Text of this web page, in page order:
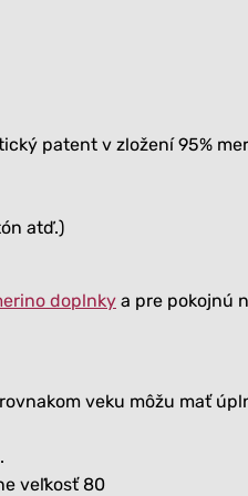
patent v zložení 95%
atď.)
doplnky a pre pokojnú
veku môžu mať
veľkosť 80